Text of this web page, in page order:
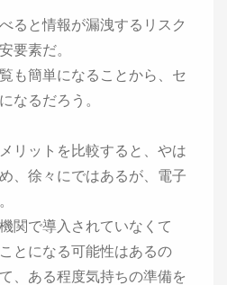
ると情報が漏洩するリスク
要素だ。
も簡単になることから、セ
なるだろう。
リットを比較すると、やは
、徐々にではあるが、電子
関で導入されていなくて
とになる可能性はあるの
、ある程度気持ちの準備を